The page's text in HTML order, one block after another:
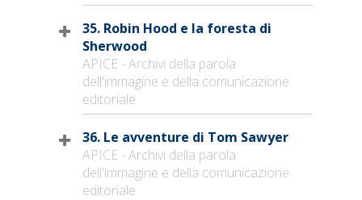
35. Robin Hood e la foresta di
Sherwood
APICE - Archivi della parola
dell'immagine e della comunicazione
editoriale
36. Le avventure di Tom Sawyer
APICE - Archivi della parola
dell'immagine e della comunicazione
editoriale